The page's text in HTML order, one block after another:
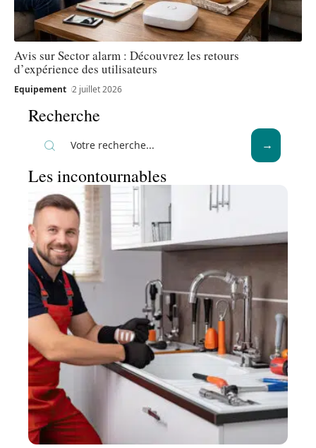
Avis sur Sector alarm : Découvrez les retours
d’expérience des utilisateurs
Equipement 2 juillet 2026
Recherche
Les incontournables